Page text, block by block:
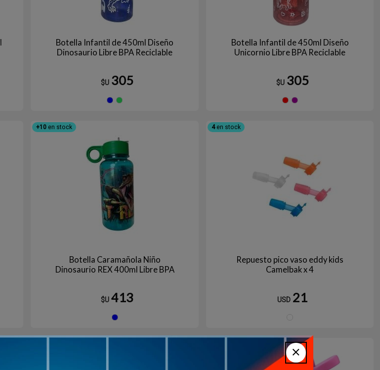
Botella Infantil de 450ml Diseño
Dinosaurio Libre BPA Reciclable
$U 305
Botella Infantil de 450ml Diseño
Unicornio Libre BPA Reciclable
$U 305
+10 en stock
Botella Caramañola Niño
Dinosaurio REX 400ml Libre BPA
$U 413
4en stock
Repuesto pico vaso eddy kids
Camelbak x 4
USD 21
Agotado | sin fecha de arribo
Aún no está disponible